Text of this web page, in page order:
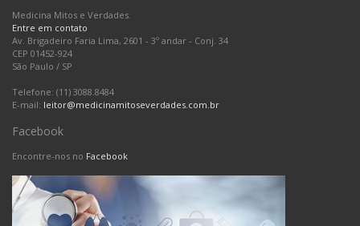
Medicina Mitos e Verdades.
Entre em contato
Av. Brigadeiro Faria Lima, 2601 - 3º andar - Conj. 34
CEP 01452-924
São Paulo / SP
Telefone: (11) 3088.8484
E-mail: leitor@medicinamitoseverdades.com.br
Facebook
Encontre-nos no Facebook